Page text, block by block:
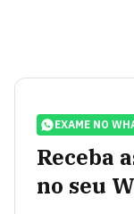
EXAME NO
Receba
no seu